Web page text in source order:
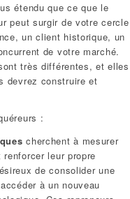
étendu que ce que le
peut surgir de votre cercle
un client historique, un
de votre marché.
très différentes, et elles
devrez construire et
:
cherchent à mesurer
leur propre
de consolider une
à un nouveau